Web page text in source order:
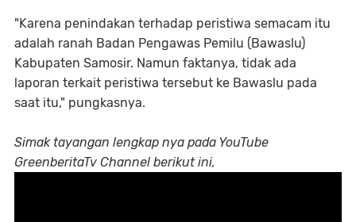
"Karena penindakan terhadap peristiwa semacam itu
adalah ranah Badan Pengawas Pemilu (Bawaslu)
Kabupaten Samosir. Namun faktanya, tidak ada
laporan terkait peristiwa tersebut ke Bawaslu pada
saat itu," pungkasnya.
Simak tayangan lengkap nya pada YouTube
GreenberitaTv Channel berikut ini,